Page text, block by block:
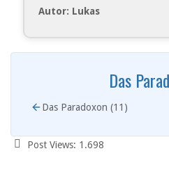
Autor: Lukas
Das
Das Paradoxon (11)
Post Views: 1.698